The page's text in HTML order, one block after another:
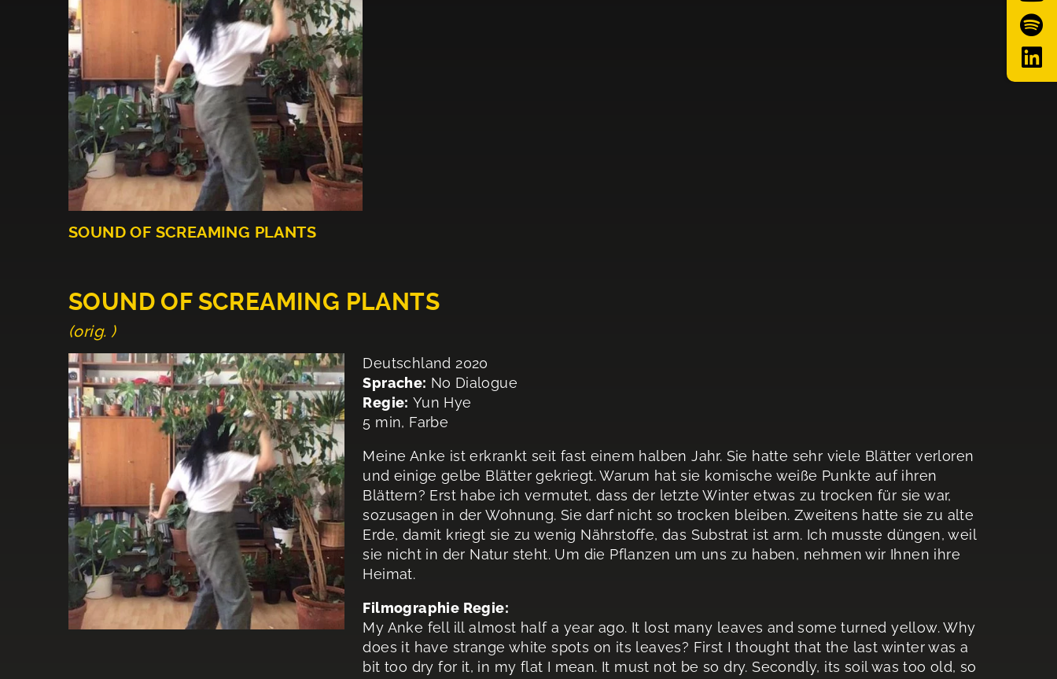
SOUND OF SCREAMING PLANTS
SOUND OF SCREAMING PLANTS
(orig. )
Deutschland 2020
Sprache: No Dialogue
Regie: Yun Hye
5 min, Farbe
Meine Anke ist erkrankt seit fast einem halben Jahr. Sie hatte sehr viele Blätter verloren
und einige gelbe Blätter gekriegt. Warum hat sie komische weiße Punkte auf ihren
Blättern? Erst habe ich vermutet, dass der letzte Winter etwas zu trocken für sie war,
sozusagen in der Wohnung. Sie darf nicht so trocken bleiben. Zweitens hatte sie zu alte
Erde, damit kriegt sie zu wenig Nährstoffe, das Substrat ist arm. Ich musste düngen, weil
sie nicht in der Natur steht. Um die Pflanzen um uns zu haben, nehmen wir Ihnen ihre
Heimat.
Filmographie Regie:
My Anke fell ill almost half a year ago. It lost many leaves and some turned yellow. Why
does it have strange white spots on its leaves? First I thought that the last winter was a
bit too dry for it, in my flat I mean. It must not be so dry. Secondly, its soil was too old, so